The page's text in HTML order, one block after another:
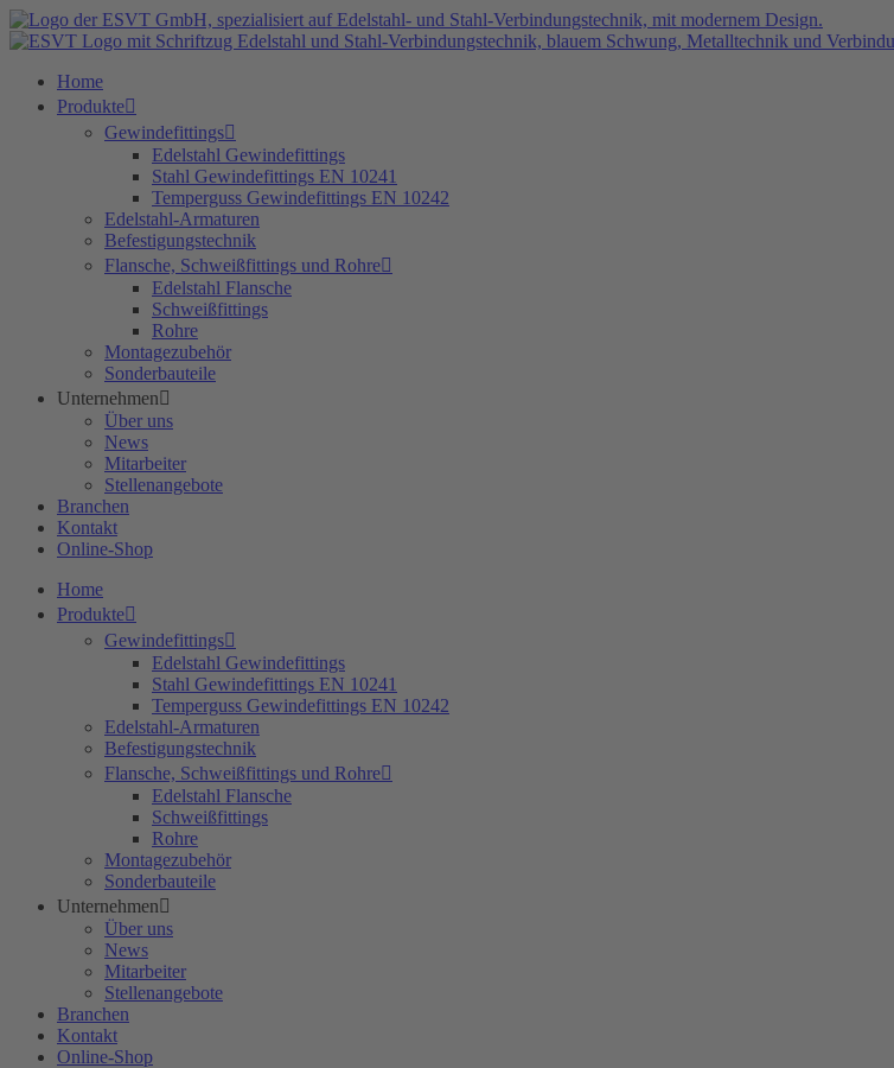
Zum
Inhalt
Home
Produkte
Gewindefittings
Edelstahl Gewindefittings
Stahl Gewindefittings EN 10241
Temperguss Gewindefittings EN 10242
Edelstahl-Armaturen
Befestigungstechnik
Flansche, Schweißfittings und Rohre
Edelstahl Flansche
Schweißfittings
Rohre
Montagezubehör
Sonderbauteile
Unternehmen
Über uns
News
Mitarbeiter
Stellenangebote
Branchen
Kontakt
Online-Shop
Home
Produkte
Gewindefittings
Edelstahl Gewindefittings
Stahl Gewindefittings EN 10241
Temperguss Gewindefittings EN 10242
Edelstahl-Armaturen
Befestigungstechnik
Flansche, Schweißfittings und Rohre
Edelstahl Flansche
Schweißfittings
Rohre
Montagezubehör
Sonderbauteile
Unternehmen
Über uns
News
Mitarbeiter
Stellenangebote
Branchen
Kontakt
Online-Shop